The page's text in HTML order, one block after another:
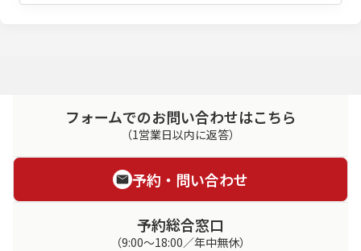
フォームでのお問い合わせはこちら
（1営業日以内に返答）
予約・問い合わせ
予約総合窓口
（9:00～18:00／年中無休）